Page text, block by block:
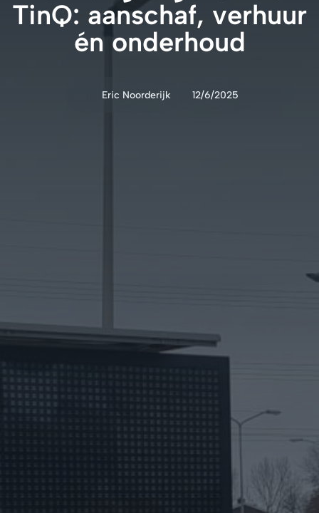
TinQ: aanschaf, verhuur
én onderhoud
Eric Noorderijk 12/6/2025